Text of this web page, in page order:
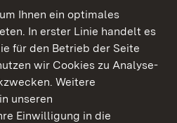
Ihnen ein optimales
In erster Linie handelt es
für den Betrieb der Seite
wir Cookies zu Analyse-
Weitere
unseren
Einwilligung in die
Baden‑Württemberg